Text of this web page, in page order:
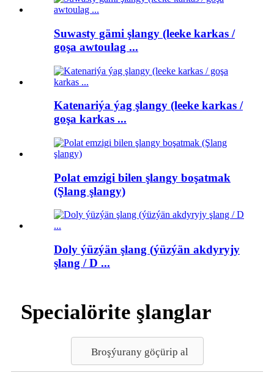
Suwasty gämi şlangy (leeke karkas /
goşa awtoulag ...
Katenariýa ýag şlangy (leeke karkas /
goşa karkas ...
Polat emzigi bilen şlangy boşatmak
(Şlang şlangy)
Doly ýüzýän şlang (ýüzýän akdyryjy
şlang / D ...
Specialörite şlanglar
Broşýurany göçürip al